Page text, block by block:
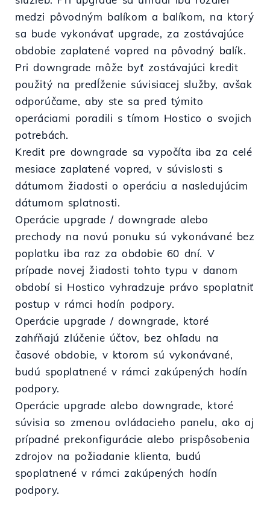
medzi pôvodným balíkom a balíkom, na ktorý
sa bude vykonávať upgrade, za zostávajúce
obdobie zaplatené vopred na pôvodný balík.
Pri downgrade môže byť zostávajúci kredit
použitý na predĺženie súvisiacej služby, avšak
odporúčame, aby ste sa pred týmito
operáciami poradili s tímom Hostico o svojich
potrebách.
Kredit pre downgrade sa vypočíta iba za celé
mesiace zaplatené vopred, v súvislosti s
dátumom žiadosti o operáciu a nasledujúcim
dátumom splatnosti.
Operácie upgrade / downgrade alebo
prechody na novú ponuku sú vykonávané bez
poplatku iba raz za obdobie 60 dní. V
prípade novej žiadosti tohto typu v danom
období si Hostico vyhradzuje právo spoplatniť
postup v rámci hodín podpory.
Operácie upgrade / downgrade, ktoré
zahŕňajú zlúčenie účtov, bez ohľadu na
časové obdobie, v ktorom sú vykonávané,
budú spoplatnené v rámci zakúpených hodín
podpory.
Operácie upgrade alebo downgrade, ktoré
súvisia so zmenou ovládacieho panelu, ako aj
prípadné prekonfigurácie alebo prispôsobenia
zdrojov na požiadanie klienta, budú
spoplatnené v rámci zakúpených hodín
podpory.